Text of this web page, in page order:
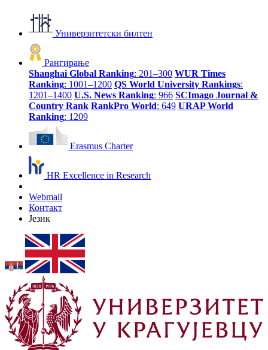
Универзитетски билтен
Рангирање
Shanghai Global Ranking: 201–300 WUR Times
Ranking: 1001–1200 QS World University Rankings:
1201–1400 U.S. News Ranking: 966 SCImago Journal &
Country Rank RankPro World: 649 URAP World
Ranking: 1209
Erasmus Charter
HR Excellence in Research
Webmail
Контакт
Језик